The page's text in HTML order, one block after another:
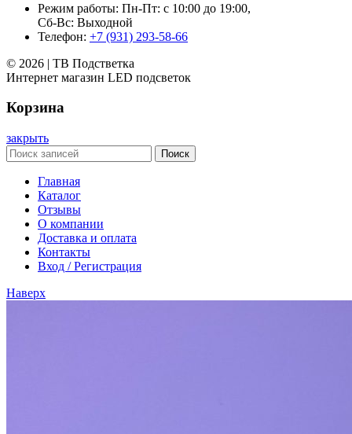
Режим работы: Пн-Пт: с 10:00 до 19:00,
Сб-Вс: Выходной
Телефон: +7 (931) 293-58-66
© 2026 | ТВ Подстветка
Интернет магазин LED подсветок
Корзина
закрыть
Поиск
Главная
Каталог
Отзывы
О компании
Доставка и оплата
Контакты
Вход / Регистрация
Наверх